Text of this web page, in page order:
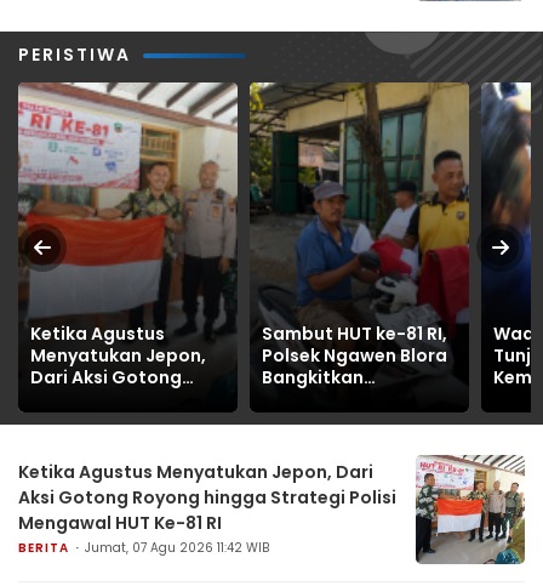
PERISTIWA
Ketika Agustus
Menyatukan Jepon,
Dari Aksi Gotong
Strategi Polisi
RI
Sambut HUT ke-81 RI,
Polsek Ngawen Blora
Bangkitkan
Lewat Pembagian
Ketika Agustus Menyatukan Jepon, Dari
Aksi Gotong Royong hingga Strategi Polisi
Mengawal HUT Ke-81 RI
BERITA Jumat, 07 Agu 2026 11:42 WIB